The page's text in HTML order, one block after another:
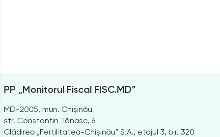
PP „Monitorul Fiscal FISC.MD”
MD-2005, mun. Chișinău
str. Constantin Tănase, 6
Clădirea „Fertilitatea-Chișinău” S.A., etajul 3, bir. 320